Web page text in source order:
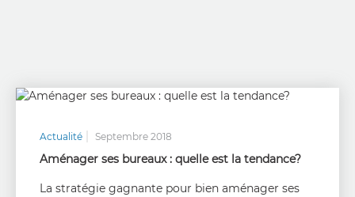
Actualité Septembre 2018
Aménager ses bureaux : quelle est la tendance?
La stratégie gagnante pour bien aménager ses